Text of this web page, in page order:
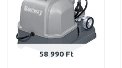
58 990 Ft